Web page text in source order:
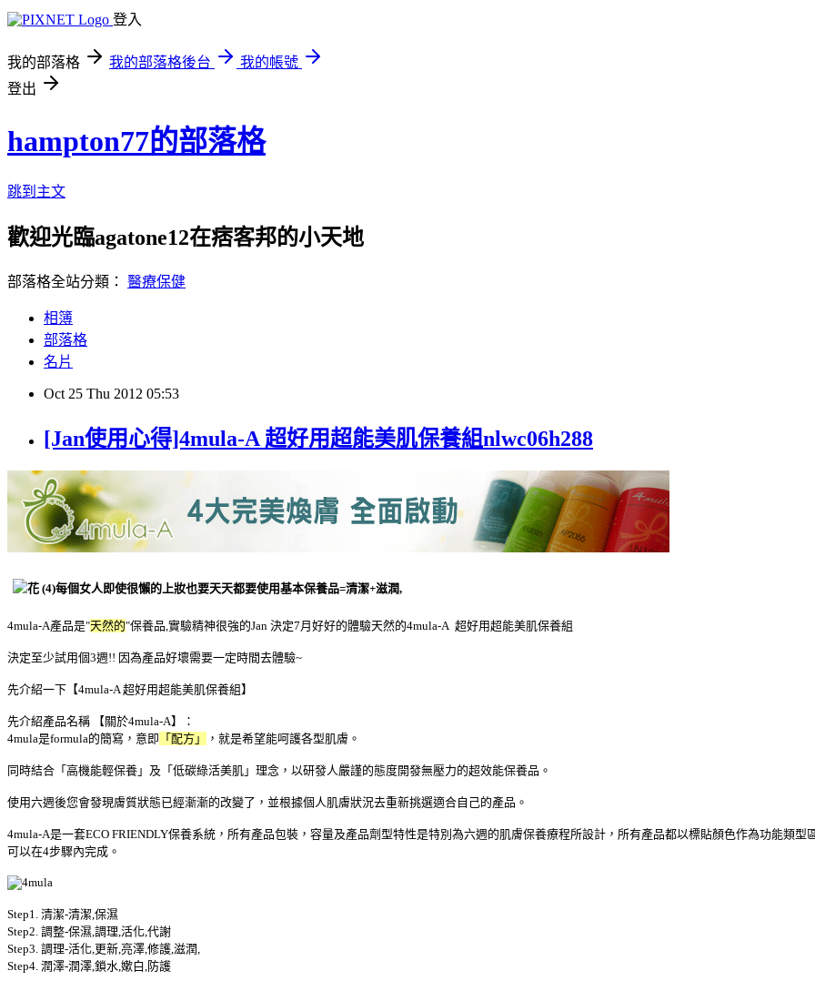
登入
我的部落格 我的部落格後台
我的帳號
登出
hampton77的部落格
跳到主文
歡迎光臨agatone12在痞客邦的小天地
部落格全站分類： 醫療保健
相簿
部落格
名片
Oct 25 Thu 2012 05:53
[Jan使用心得]4mula-A 超好用超能美肌保養組nlwc06h288
每個女人即使很懶的上妝也要天天都要使用基本保養品=清潔+滋潤,
4mula-A產品是"天然的"保養品,實驗精神很強的Jan 決定7月好好的體驗天然的4mula-A 超好用超能美肌保養組
決定至少試用個3週!! 因為產品好壞需要一定時間去體驗~
先介紹一下【4mula-A 超好用超能美肌保養組】
先介紹產品名稱 【關於4mula-A】：
4mula是formula的簡寫，意即 「配方」 ，就是希望能呵護各型肌膚。
同時結合「高機能輕保養」及「低碳綠活美肌」理念，以研發人嚴謹的態度開發無壓力的超效能保養品。
使用六週後您會發現膚質狀態已經漸漸的改變了，並根據個人肌膚狀況去重新挑選適合自己的產品。
4mula-A是一套ECO FRIENDLY保養系統，所有產品包裝，容量及產品劑型特性是特別為六週的肌膚保養療程所設計，所有產品都以標貼顏色作為功能類
可以在4步驟內完成。
Step1. 清潔-清潔,保濕
Step2. 調整-保濕,調理,活化,代謝
Step3. 調理-活化,更新,亮澤,修護,滋潤,
Step4. 潤澤-潤澤,鎖水,嫰白,防護